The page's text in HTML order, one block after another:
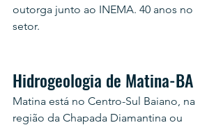
outorga junto ao INEMA. 40 anos no
setor.
Hidrogeologia de Matina-BA
Matina está no Centro-Sul Baiano, na
região da Chapada Diamantina ou